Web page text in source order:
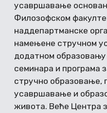
усавршавање
Филозофском
наддепартманске
намењене стручном
додатном
семинара и програма
стручно образовање,
усавршавање и
живота. Веће Центра